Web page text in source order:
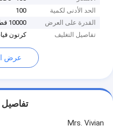
الحد الأدنى لكمية
100
القدرة على العرض
10000 قطعة / الشهر
تفاصيل التغليف
كرتون
عرض
تفاصيل
Mrs. Vivian